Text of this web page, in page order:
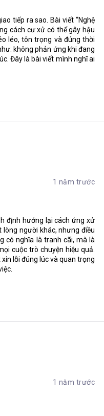
trong phạm vị cuốn sách
quyết giữa con người với con
sự nhỉ?)
lầm và các vấn đề về con người
giải quyết xung đột giao tiếp
định hướng tốt nhất. Giao tiếp
người khác tìm ra cách làm
bản thân không phán đoán
Chấp nhận một thực tế rằng
mong muốn có được sự hợp
tốt nhất để ngăn chặn các vấn
Việc phán đoán khiến các
tiếp không trực tiếp, thiếu hiệu
các xung đột về giao tiếp giữa
xung đột về giao tiếp, và áp
chứng này vì không chỉ sẽ nắm
cẩn thận. Đây cũng là chương
tiếp ra sao. Bài viết “Nghệ
cách cư xử có thể gây hậu
léo, tôn trọng và đúng thời
không phản ứng khi đang
Đây là bài viết mình nghĩ ai
1 năm trước
định hướng lại cách ứng xử
người khác, nhưng điều
có nghĩa là tranh cãi, mà là
cuộc trò chuyện hiệu quả.
lỗi đúng lúc và quan trọng
1 năm trước